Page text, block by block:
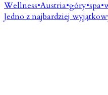
Jedno z najbardziej